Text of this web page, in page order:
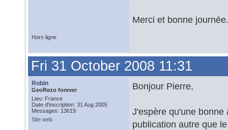
Merci et bonne
Hors ligne
Fri 31 October 2008 11:31
Robin
GeoRezo forever
Lieu: France
Date d'inscription: 31 Aug 2005
Messages: 13619
Site web
Bonjour Pierre,
J'espère qu'une
publication autre que